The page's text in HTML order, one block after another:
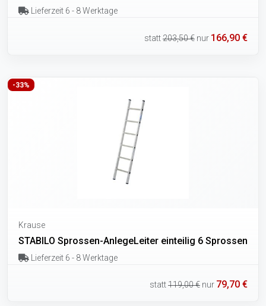
Lieferzeit 6 - 8 Werktage
statt203,50 € nur 166,90 €
-33%
Krause
STABILO Sprossen-AnlegeLeiter einteilig 6 Sprossen
Lieferzeit 6 - 8 Werktage
statt119,00 € nur 79,70 €